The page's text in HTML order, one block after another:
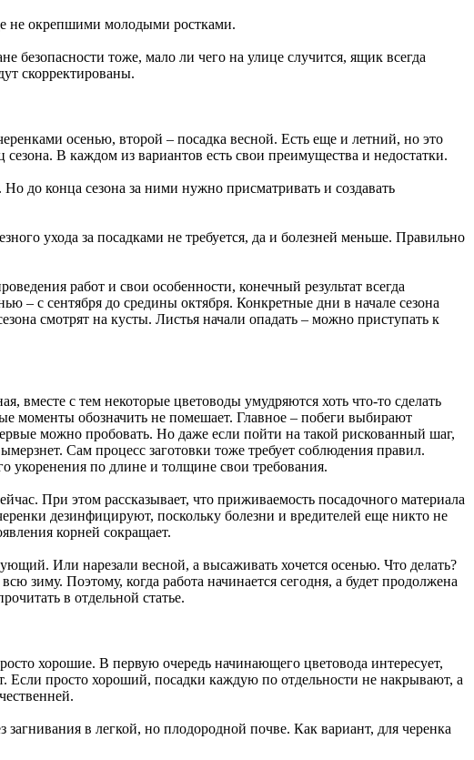
не окрепшими молодыми ростками.
безопасности тоже, мало ли чего на улице случится, ящик всегда
скорректированы.
осенью, второй – посадка весной. Есть еще и летний, но это
В каждом из вариантов есть свои преимущества и недостатки.
до конца сезона за ними нужно присматривать и создавать
ухода за посадками не требуется, да и болезней меньше. Правильно
работ и свои особенности, конечный результат всегда
– с сентября до средины октября. Конкретные дни в начале сезона
смотрят на кусты. Листья начали опадать – можно приступать к
вместе с тем некоторые цветоводы умудряются хоть что-то сделать
моменты обозначить не помешает. Главное – побеги выбирают
можно пробовать. Но даже если пойти на такой рискованный шаг,
Сам процесс заготовки тоже требует соблюдения правил.
укоренения по длине и толщине свои требования.
При этом рассказывает, что приживаемость посадочного материала
дезинфицируют, поскольку болезни и вредителей еще никто не
корней сокращает.
Или нарезали весной, а высаживать хочется осенью. Что делать?
зиму. Поэтому, когда работа начинается сегодня, а будет продолжена
в отдельной статье.
хорошие. В первую очередь начинающего цветовода интересует,
просто хороший, посадки каждую по отдельности не накрывают, а
в легкой, но плодородной почве. Как вариант, для черенка